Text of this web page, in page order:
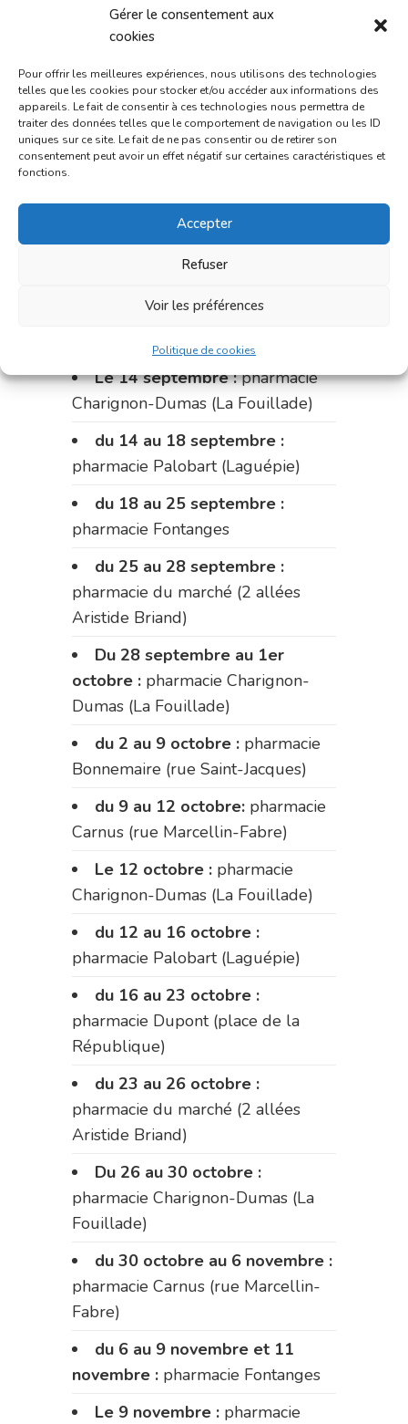
Gérer le consentement aux
cookies
Pour offrir les meilleures expériences, nous utilisons des technologies
telles que les cookies pour stocker et/ou accéder aux informations des
appareils. Le fait de consentir à ces technologies nous permettra de
traiter des données telles que le comportement de navigation ou les ID
uniques sur ce site. Le fait de ne pas consentir ou de retirer son
consentement peut avoir un effet négatif sur certaines caractéristiques et
fonctions.
Accepter
Refuser
Voir les préférences
Politique de cookies
Dupont (place de la République)
Bonnemaire (rue Saint-Jacques)
Du 31 août au 4 septembre :
pharmacie Charignon-Dumas (La
Fouillade)
du 4 au 11 septembre :
pharmacie Carnus (rue Marcellin-
Fabre)
pharmacie Dupont (place de la
Le 14 septembre :pharmacie
Charignon-Dumas (La Fouillade)
du 14 au 18 septembre :
pharmacie Palobart (Laguépie)
du 18 au 25 septembre :
pharmacie Fontanges
du 25 au 28 septembre :
pharmacie du marché (2 allées
Aristide Briand)
Du 28 septembre au 1er
octobre : pharmacie Charignon-
Dumas (La Fouillade)
du 2 au 9 octobre : pharmacie
Bonnemaire (rue Saint-Jacques)
du 9 au 12 octobre: pharmacie
Carnus (rue Marcellin-Fabre)
Le 12 octobre : pharmacie
Charignon-Dumas (La Fouillade)
du 12 au 16 octobre :
pharmacie Palobart (Laguépie)
du 16 au 23 octobre :
pharmacie Dupont (place de la
République)
du 23 au 26 octobre :
pharmacie du marché (2 allées
Aristide Briand)
Du 26 au 30 octobre :
pharmacie Charignon-Dumas (La
Fouillade)
du 30 octobre au 6 novembre :
pharmacie Carnus (rue Marcellin-
Fabre)
du 6 au 9 novembre et 11
novembre : pharmacie Fontanges
Le 9 novembre : pharmacie